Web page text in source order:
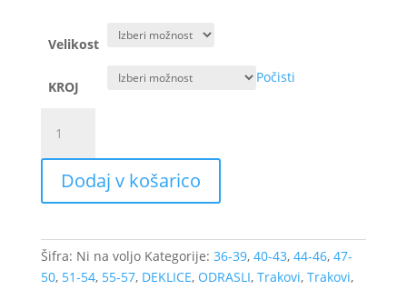
Velikost
KROJ
Počisti
trak
-
Akvarel
pisane
na
beli,
različni
Dodaj v košarico
Šifra: Ni na voljo Kategorije: 36-39, 40-43, 44-46, 47-
50, 51-54, 55-57, DEKLICE, ODRASLI, Trakovi, Trakovi,